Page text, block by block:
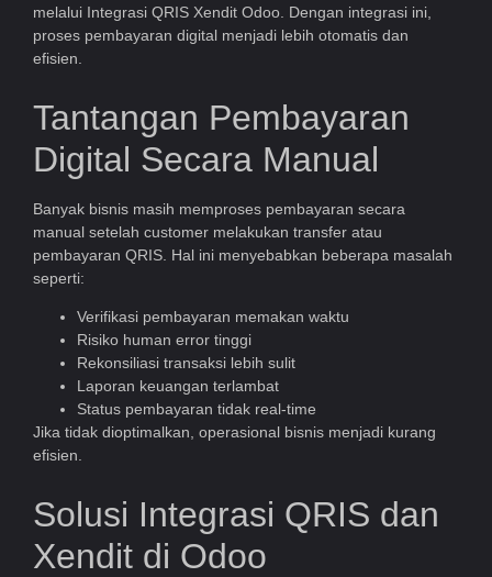
melalui Integrasi QRIS Xendit Odoo. Dengan integrasi ini,
proses pembayaran digital menjadi lebih otomatis dan
efisien.
Tantangan Pembayaran
Digital Secara Manual
Banyak bisnis masih memproses pembayaran secara
manual setelah customer melakukan transfer atau
pembayaran QRIS. Hal ini menyebabkan beberapa masalah
seperti:
Verifikasi pembayaran memakan waktu
Risiko human error tinggi
Rekonsiliasi transaksi lebih sulit
Laporan keuangan terlambat
Status pembayaran tidak real-time
Jika tidak dioptimalkan, operasional bisnis menjadi kurang
efisien.
Solusi Integrasi QRIS dan
Xendit di Odoo